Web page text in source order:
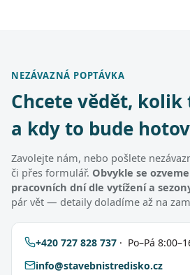
NEZÁVAZNÁ POPTÁVKA
Chcete vědět,
a kdy to bude
Zavolejte nám, nebo pošlete
či přes formulář. Obvykle se
pracovních dní dle vytížení a
pár vět — detaily doladíme až na
+420 727 828 737 · Po–Pá
info@stavebnistredisko.cz